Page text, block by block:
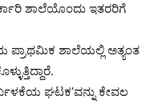
ಶಾಲೆಯೊಂದು ಇತರರಿಗೆ
ಪ್ರಾಥಮಿಕ ಶಾಲೆಯಲ್ಲಿ ಅತ್ಯಂತ
ಘಟಕ’ವನ್ನು ಕೇವಲ